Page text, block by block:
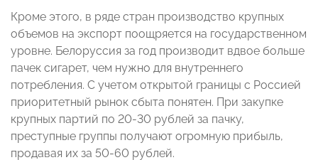
Кроме этого, в ряде стран производство крупных
объемов на экспорт поощряется на государственном
уровне. Белоруссия за год производит вдвое больше
пачек сигарет, чем нужно для внутреннего
потребления. С учетом открытой границы с Россией
приоритетный рынок сбыта понятен. При закупке
крупных партий по 20-30 рублей за пачку,
преступные группы получают огромную прибыль,
продавая их за 50-60 рублей.